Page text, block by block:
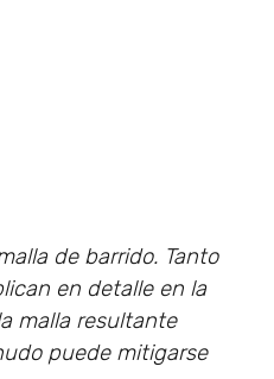
de barrido. Tanto
en detalle en la
malla resultante
puede mitigarse